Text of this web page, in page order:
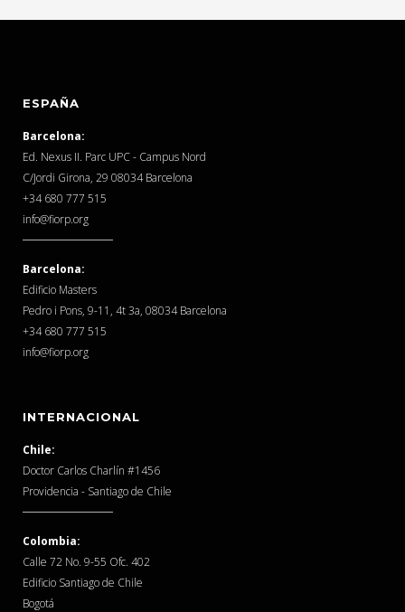
ESPAÑA
Barcelona:
Ed. Nexus II. Parc UPC - Campus Nord
C/Jordi Girona, 29 08034 Barcelona
‎+34 680 777 515
info@fiorp.org
Barcelona:
Edificio Masters
Pedro i Pons, 9-11, 4t 3a, 08034 Barcelona
‎+34 680 777 515
info@fiorp.org
INTERNACIONAL
Chile:
Doctor Carlos Charlín #1456
Providencia - Santiago de Chile
Colombia:
Calle 72 No. 9-55 Ofc. 402
Edificio Santiago de Chile
Bogotá